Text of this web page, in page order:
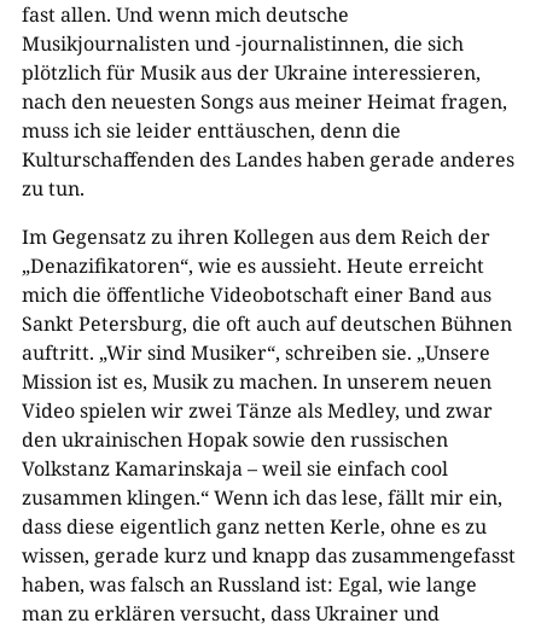
fast allen. Und wenn mich deutsche
Musikjournalisten und -journalistinnen, die sich
plötzlich für Musik aus der Ukraine interessieren,
nach den neuesten Songs aus meiner Heimat fragen,
muss ich sie leider enttäuschen, denn die
Kulturschaffenden des Landes haben gerade anderes
zu tun.
Im Gegensatz zu ihren Kollegen aus dem Reich der
„Denazifikatoren“, wie es aussieht. Heute erreicht
mich die öffentliche Videobotschaft einer Band aus
Sankt Petersburg, die oft auch auf deutschen Bühnen
auftritt. „Wir sind Musiker“, schreiben sie. „Unsere
Mission ist es, Musik zu machen. In unserem neuen
Video spielen wir zwei Tänze als Medley, und zwar
den ukrainischen Hopak sowie den russischen
Volkstanz Kamarinskaja – weil sie einfach cool
zusammen klingen.“ Wenn ich das lese, fällt mir ein,
dass diese eigentlich ganz netten Kerle, ohne es zu
wissen, gerade kurz und knapp das zusammengefasst
haben, was falsch an Russland ist: Egal, wie lange
man zu erklären versucht, dass Ukrainer und